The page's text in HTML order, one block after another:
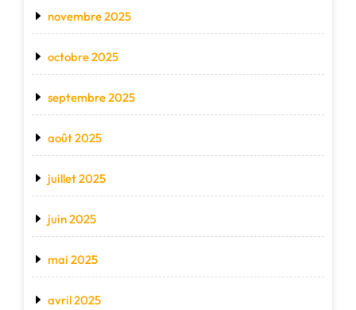
novembre 2025
octobre 2025
septembre 2025
août 2025
juillet 2025
juin 2025
mai 2025
avril 2025